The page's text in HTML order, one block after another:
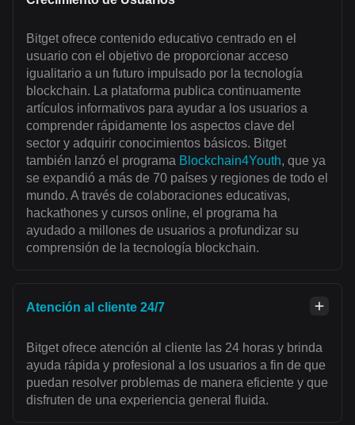
Bitget ofrece contenido educativo centrado en el
usuario con el objetivo de proporcionar acceso
igualitario a un futuro impulsado por la tecnología
blockchain. La plataforma publica continuamente
artículos informativos para ayudar a los usuarios a
comprender rápidamente los aspectos clave del
sector y adquirir conocimientos básicos. Bitget
también lanzó el programa Blockchain4Youth, que ya
se expandió a más de 70 países y regiones de todo el
mundo. A través de colaboraciones educativas,
hackathones y cursos online, el programa ha
ayudado a millones de usuarios a profundizar su
comprensión de la tecnología blockchain.
Atención al cliente 24/7
Bitget ofrece atención al cliente las 24 horas y brinda
ayuda rápida y profesional a los usuarios a fin de que
puedan resolver problemas de manera eficiente y que
disfruten de una experiencia general fluida.